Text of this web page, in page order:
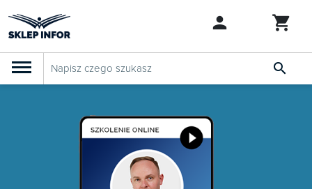
SZUKAJ PODOBNYCH PRODUKTÓW

Klasyfikacja budżetowa 2027